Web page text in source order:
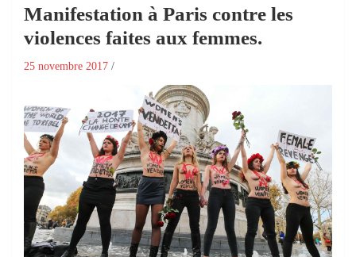
Manifestation à Paris contre les
violences faites aux femmes.
25 novembre 2017